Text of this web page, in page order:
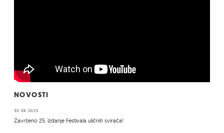
NOVOSTI
30.08.2025
Završeno 25. izdanje Festivala uličnih svirača!